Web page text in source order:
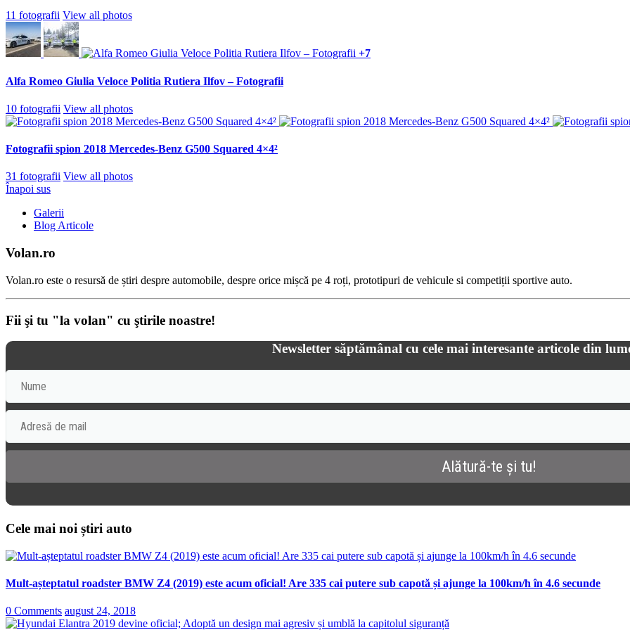
11 fotografii View all photos
+7
Alfa Romeo Giulia Veloce Politia Rutiera Ilfov – Fotografii
10 fotografii View all photos
Fotografii spion 2018 Mercedes-Benz G500 Squared 4×4²
31 fotografii View all photos
Înapoi sus
Galerii
Blog Articole
Volan.ro
Volan.ro este o resursă de știri despre automobile, despre orice mișcă pe 4 roți, prototipuri de vehicule si competiții sportive auto.
Fii şi tu "la volan" cu ştirile noastre!
Newsletter săptămânal cu cele mai interesante articole din
Cele mai noi știri auto
Mult-așteptatul roadster BMW Z4 (2019) este acum oficial! Are 335 cai putere sub capotă și ajunge la 100km/h în 4.6 secunde
0 Comments august 24, 2018